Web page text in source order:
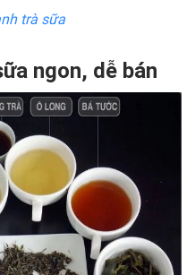
trà sữa
ngon, dễ bán